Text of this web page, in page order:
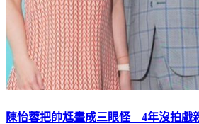
陳怡蓉把帥尪畫成三眼怪 4年沒拍戲